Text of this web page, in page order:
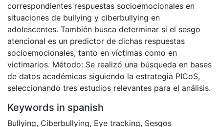
correspondientes respuestas socioemocionales en
situaciones de bullying y ciberbullying en
adolescentes. También busca determinar si el sesgo
atencional es un predictor de dichas respuestas
socioemocionales, tanto en víctimas como en
victimarios. Método: Se realizó una búsqueda en bases
de datos académicas siguiendo la estrategia PICoS,
seleccionando tres estudios relevantes para el análisis.
Keywords in spanish
Bullying, Ciberbullying, Eye tracking, Sesgos